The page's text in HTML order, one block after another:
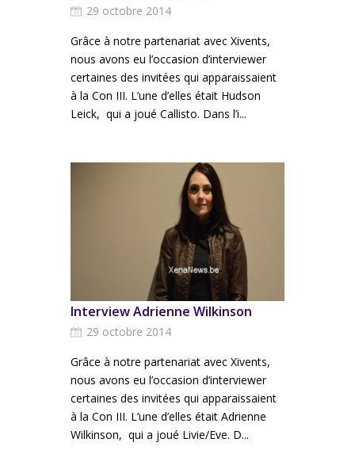
29 octobre 2014
Grâce à notre partenariat avec Xivents,
nous avons eu l’occasion d’interviewer
certaines des invitées qui apparaissaient
à la Con III. L’une d’elles était Hudson
Leick, qui a joué Callisto. Dans l’i...
Interview Adrienne Wilkinson
29 octobre 2014
Grâce à notre partenariat avec Xivents,
nous avons eu l’occasion d’interviewer
certaines des invitées qui apparaissaient
à la Con III. L’une d’elles était Adrienne
Wilkinson, qui a joué Livie/Eve. D...